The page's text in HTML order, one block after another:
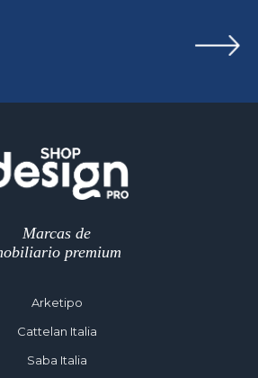
Marcas de
premium
Arketipo
Cattelan Italia
Saba Italia